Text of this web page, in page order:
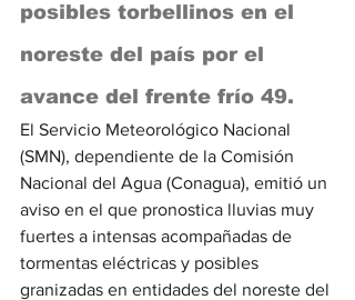
posibles torbellinos en el
noreste del país por el
avance del frente frío 49.
El Servicio Meteorológico Nacional
(SMN), dependiente de la Comisión
Nacional del Agua (Conagua), emitió un
aviso en el que pronostica lluvias muy
fuertes a intensas acompañadas de
tormentas eléctricas y posibles
granizadas en entidades del noreste del